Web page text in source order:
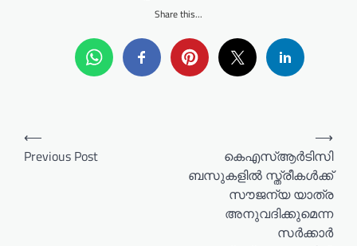
Share this...
⟵
Previous Post
കെഎസ്ആര്‍ടിസി
ബസുകളില്‍ സ്ത്രീകള്‍ക്ക്
സൗജന്യ യാത്ര
അനുവദിക്കുമെന്ന
സര്‍ക്കാര്‍
⟶